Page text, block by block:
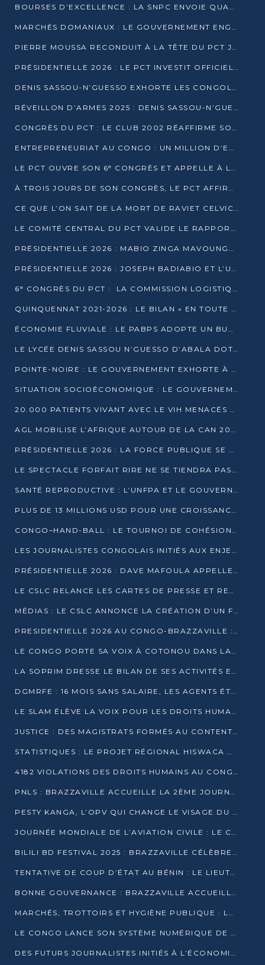
BOURSES D’EXCELLENCE : LA SNPC ENVOIE QUATRE NOUVEAUX TALENTS CONGOLAIS SE FORMER À BAKOU
MARCHÉS DOMANIAUX : LE GOUVERNEMENT ENGAGE LA STRUCTURATION DES TAXES D’ASSAINISSEMENT
PIERRE MOUSSA RECONDUIT À LA TÊTE DU PCT JUSQU’EN 2031
PRÉSIDENTIELLE 2026 : LE PCT INVESTIT OFFICIELLEMENT DENIS SASSOU NGUESSO
DENIS SASSOU-N’GUESSO EXHORTE LES CONGOLAIS À L’UNITÉ ET AU FAIR-PLAY DÉMOCRATIQUE EN 2026
RÉVEILLON D’ARMES 2025 : DENIS SASSOU-N’GUESSO GARANTIT DES ÉLECTIONS 2026 PAISIBLES ET SÉCURISÉES
CONGRÈS DU PCT : LE CLUB 2002 RÉAFFIRME SON SOUTIEN À DENIS SASSOU-N’GUESSO POUR 2026
ENTREPRENEURIAT AU CONGO : UN MILLION D’EUROS POUR FINANCER LES STARTUPS DÈS 2026
LE PCT OUVRE SON 6ᵉ CONGRÈS ET APPELLE À LA CANDIDATURE DE DENIS SASSOU NGUESSO
À TROIS JOURS DE SON CONGRÈS, LE PCT AFFIRME AVOIR ATTEINT TOUS SES OBJECTIFS
CE QUE L’ON SAIT DE LA MORT DE RAVIET CELVIC N’TSIANTSIE
LE COMITÉ CENTRAL DU PCT VALIDE LE RAPPORT DU CONGRÈS ET SOUTIENT DENIS SASSOU N’GUESSO
PRÉSIDENTIELLE 2026 : MABIO ZINGA MAVOUNGOU DÉCLARE SA CANDIDATURE ET CHARGE LE BILAN DU PCT
PRÉSIDENTIELLE 2026 : JOSEPH BADIABIO ET L’UDH-YUKI JOUENT LA PRUDENCE
6ᵉ CONGRÈS DU PCT : LA COMMISSION LOGISTIQUE ASSURE LA DISTRIBUTION DES KITS
QUINQUENNAT 2021-2026 : LE BILAN « EN TOUTE TRANSPARENCE » PRÉSENTÉ À LA PRESSE
ÉCONOMIE FLUVIALE : LE PABPS ADOPTE UN BUDGET 2026 DE PLUS DE 2,7 MILLIARDS FCFA
LE LYCÉE DENIS SASSOU N’GUESSO D’ABALA DOTÉ D’UNE SALLE MULTIMÉDIA
POINTE-NOIRE : LE GOUVERNEMENT EXHORTE À UN USAGE RESPONSABLE DU NOUVEAU MATÉRIEL MUNICIPAL
SITUATION SOCIOÉCONOMIQUE : LE GOUVERNEMENT INTERPELLÉ DEVANT LE SÉNAT
20.000 PATIENTS VIVANT AVEC LE VIH MENACÉS D’ARRÊT DE TRAITEMENT
AGL MOBILISE L’AFRIQUE AUTOUR DE LA CAN 2025
PRÉSIDENTIELLE 2026 : LA FORCE PUBLIQUE SE PRÉPARE À SÉCURISER LE SCRUTIN
LE SPECTACLE FORFAIT RIRE NE SE TIENDRA PAS LE 1ER JANVIER
SANTÉ REPRODUCTIVE : L’UNFPA ET LE GOUVERNEMENT AFFINENT LES PRIORITÉS DE 2026
PLUS DE 13 MILLIONS USD POUR UNE CROISSANCE VERTE ET SOUVERAINE
CONGO–HAND-BALL : LE TOURNOI DE COHÉSION ET DE FRATERNITÉ ALLUME SES LAMPIONS À BRAZZAVILLE
LES JOURNALISTES CONGOLAIS INITIÉS AUX ENJEUX DE L’ÉCONOMIE BLEUE
PRÉSIDENTIELLE 2026 : DAVE MAFOULA APPELLE LES CONGOLAIS À UN « NOUVEAU DÉPART »
LE CSLC RELANCE LES CARTES DE PRESSE ET RECONNAÎT OFFICIELLEMENT LES MÉDIAS EN LIGNE
MÉDIAS : LE CSLC ANNONCE LA CRÉATION D’UN FONDS D’APPUI À LA PRESSE
PRESIDENTIELLE 2026 AU CONGO-BRAZZAVILLE : UN CASTING ÉLARGI
LE CONGO PORTE SA VOIX À COTONOU DANS LA LUTTE CONTRE LA TUBERCULOSE
LA SOPRIM DRESSE LE BILAN DE SES ACTIVITÉS ET FIXE DE NOUVELLES PRIORITÉS
DGMRFE : 16 MOIS SANS SALAIRE, LES AGENTS ÉTOUFFENT DANS LE SILENCE
LE SLAM ÉLÈVE LA VOIX POUR LES DROITS HUMAINS À BRAZZAVILLE
JUSTICE : DES MAGISTRATS FORMÉS AU CONTENTIEUX DE LA PROPRIÉTÉ INTELLECTUELLE
STATISTIQUES : LE PROJET RÉGIONAL HISWACA OFFICIELLEMENT LANCÉ AU CONGO
4182 VIOLATIONS DES DROITS HUMAINS AU CONGO EN 2025 SELON LE CAD
PNLS : BRAZZAVILLE ACCUEILLE LA 2ÈME JOURNÉE SCIENTIFIQUE SUR LE VIH/SIDA
PESTY KANGA, L’OPV QUI CHANGE LE VISAGE DU REPORTAGE AU CONGO
JOURNÉE MONDIALE DE L’AVIATION CIVILE : LE CONGO MISE SUR L’INNOVATION ET LA SÉCURITÉ
BILILI BD FESTIVAL 2025 : BRAZZAVILLE CÉLÈBRE DIX ANS DE CRÉATION GRAPHIQUE AFRICAINE
TENTATIVE DE COUP D’ÉTAT AU BÉNIN : LE LIEUTENANT-COLONEL TIGRI S’AUTOPROCLAME CHEF D’UN COMITÉ MILITAIRE
BONNE GOUVERNANCE : BRAZZAVILLE ACCUEILLE LES PREMIÈRES JOURNÉES CONGOLAISES DE L’ÉVALUATION
MARCHÉS, TROTTOIRS ET HYGIÈNE PUBLIQUE : LE GOUVERNEMENT DURCIT LE TON
LE CONGO LANCE SON SYSTÈME NUMÉRIQUE DE VÉRIFICATION DU BOIS
DES FUTURS JOURNALISTES INITIÉS À L’ÉCONOMIE BLEUE DURABLE